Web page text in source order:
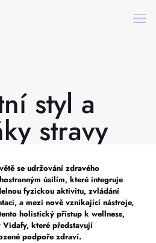
styl a
stravy
se udržování zdravého
úsilím, které integruje
fyzickou aktivitu, zvládání
a mezi nově vznikající nástroje,
holistický přístup k wellness,
které představují
podpoře zdraví.